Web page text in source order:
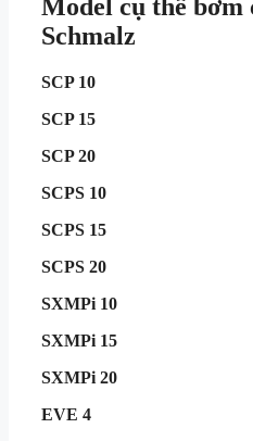
Model cụ thể bơm
Schmalz
SCP 10
SCP 15
SCP 20
SCPS 10
SCPS 15
SCPS 20
SXMPi 10
SXMPi 15
SXMPi 20
EVE 4